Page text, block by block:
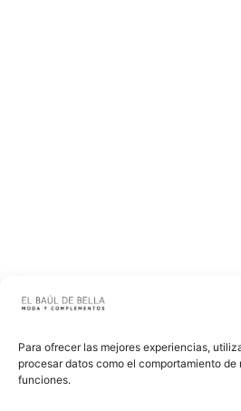
Para ofrecer las mejores experiencias,
procesar datos como el comportamiento
funciones.